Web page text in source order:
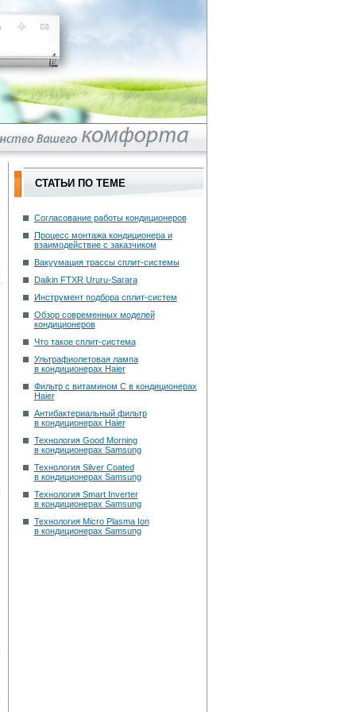
СТАТЬИ ПО ТЕМЕ
Согласование работы кондиционеров
Процесс монтажа кондиционера и
взаимодействие с заказчиком
Вакуумация трассы сплит-системы
Daikin FTXR Ururu-Sarara
Инструмент подбора сплит-систем
Обзор современных моделей
кондиционеров
Что такое сплит-система
Ультрафиолетовая лампа
в кондиционерах Haier
Фильтр с витамином С в кондиционерах
Haier
Антибактериальный фильтр
в кондиционерах Haier
Технология Good Morning
в кондиционерах Samsung
Технология Silver Coated
в кондиционерах Samsung
Технология Smart Inverter
в кондиционерах Samsung
Технология Micro Plasma Ion
в кондиционерах Samsung